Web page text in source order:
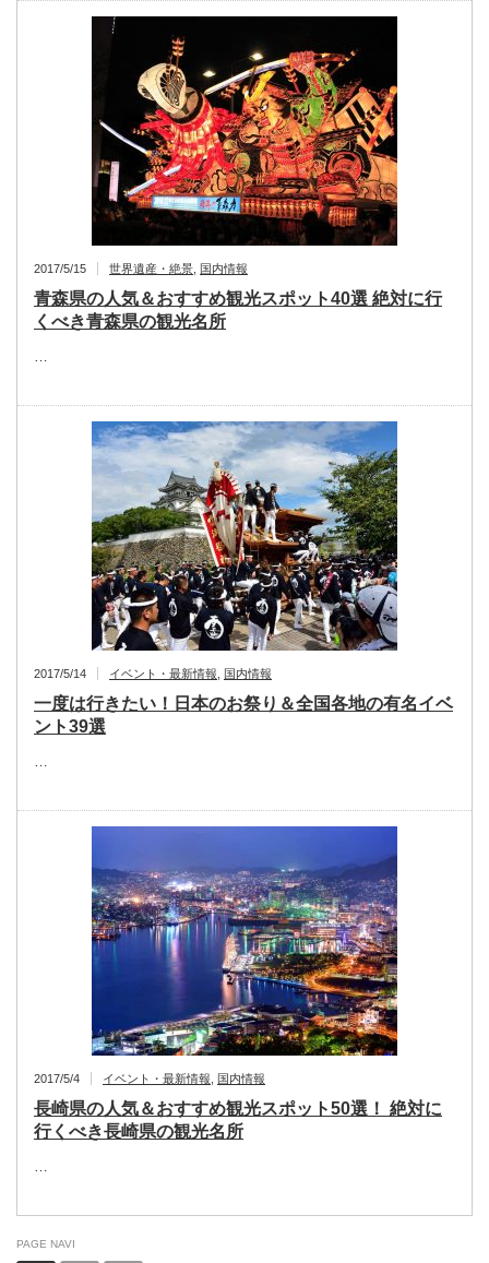
2017/5/15 世界遺産・絶景 国内情報
青森県の人気＆おすすめ観光スポット40選 絶対に行
くべき青森県の観光名所
2017/5/14 イベント・最新情報 国内情報
一度は行きたい！日本のお祭り＆全国各地の有名イベ
ント39選
2017/5/4 イベント・最新情報 国内情報
長崎県の人気＆おすすめ観光スポット50選！ 絶対に
行くべき長崎県の観光名所
PAGE NAVI